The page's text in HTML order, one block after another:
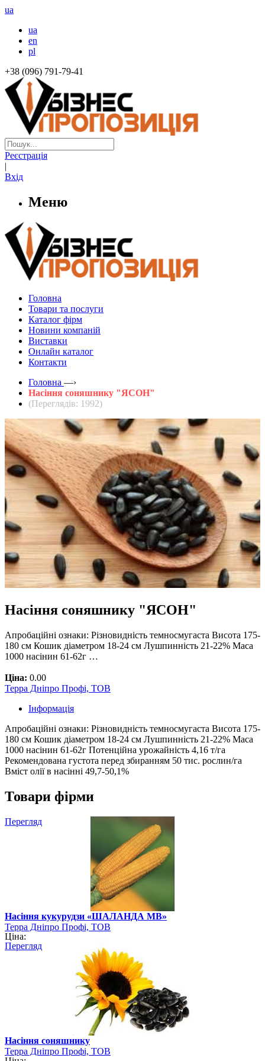
ua
ua
en
pl
+38 (096) 791-79-41
Реєстрація
|
Вхід
Меню
Головна
Товари та послуги
Каталог фірм
Новини компаній
Виставки
Онлайн каталог
Контакти
Головна —›
Насіння соняшнику "ЯСОН"
(Переглядів: 1992)
Насіння соняшнику "ЯСОН"
Апробаційні ознаки: Різновидність темносмугаста Висота 175-
180 см Кошик діаметром 18-24 см Лушпинність 21-22% Маса
1000 насінин 61-62г …
Ціна: 0.00
Терра Дніпро Профі, ТОВ
Інформація
Апробаційні ознаки: Різновидність темносмугаста Висота 175-
180 см Кошик діаметром 18-24 см Лушпинність 21-22% Маса
1000 насінин 61-62г Потенційна урожайність 4,16 т/га
Рекомендована густота перед збиранням 50 тис. рослин/га
Вміст олії в насінні 49,7-50,1%
Товари фірми
Перегляд
Насіння кукурудзи «ШАЛАНДА МВ»
Терра Дніпро Профі, ТОВ
Ціна:
Перегляд
Насіння соняшнику
Терра Дніпро Профі, ТОВ